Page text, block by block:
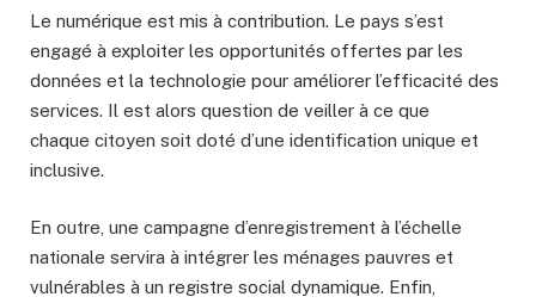
Le numérique est mis à contribution. Le pays s’est
engagé à exploiter les opportunités offertes par les
données et la technologie pour améliorer l’efficacité des
services. Il est alors question de veiller à ce que
chaque citoyen soit doté d’une identification unique et
inclusive.
En outre, une campagne d’enregistrement à l’échelle
nationale servira à intégrer les ménages pauvres et
vulnérables à un registre social dynamique. Enfin,